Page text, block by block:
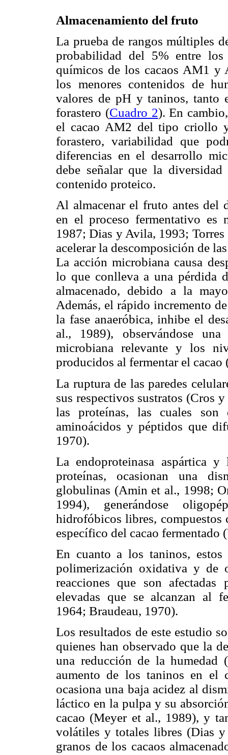
Almacenamiento del fruto
La prueba de rangos múltiples
probabilidad del 5% entre los
químicos de los cacaos AM1 y
los menores contenidos de
valores de pH y taninos,
forastero (Cuadro 2). En
el cacao AM2 del tipo criollo
forastero, variabilidad que
diferencias en el desarrollo
debe señalar que la
contenido proteico.
Al almacenar el fruto antes del
en el proceso fermentativo es
1987; Dias y Avila, 1993;
acelerar la descomposición de
La acción microbiana causa
lo que conlleva a una pérdida
almacenado, debido a la
Además, el rápido incremento
la fase anaeróbica, inhibe el
al., 1989), observándose
microbiana relevante y los
producidos al fermentar el cacao
La ruptura de las paredes
sus respectivos sustratos (Cros
las proteínas, las cuales son
aminoácidos y péptidos que
1970).
La endoproteinasa aspártica
proteínas, ocasionan una
globulinas (Amin et al., 1998;
1994), generándose
hidrofóbicos libres, compuestos
específico del cacao fermentado
En cuanto a los taninos, estos
polimerización oxidativa y de
reacciones que son afectadas
elevadas que se alcanzan al
1964; Braudeau, 1970).
Los resultados de este estudio
quienes han observado que la
una reducción de la humedad
aumento de los taninos en el
ocasiona una baja acidez al
láctico en la pulpa y su
cacao (Meyer et al., 1989), y
volátiles y totales libres (Dias
granos de los cacaos